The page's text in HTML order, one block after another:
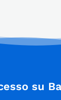
su